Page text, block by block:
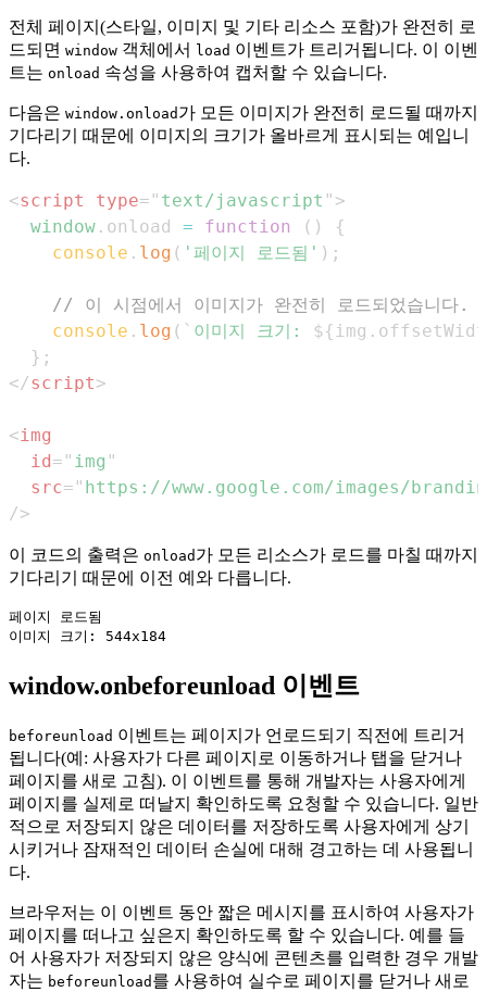
전체 페이지(스타일, 이미지 및 기타 리소스 포함)가 완전히 로
드되면 window 객체에서 load 이벤트가 트리거됩니다. 이 이벤
트는 onload 속성을 사용하여 캡처할 수 있습니다.
다음은 window.onload 가 모든 이미지가 완전히 로드될 때까지
기다리기 때문에 이미지의 크기가 올바르게 표시되는 예입니
다.
<script type= " text/javascript " >
window . onload = function ( )
{
console . log ( '페이지 로드됨' ) ;
// 이 시점에서 이미지가 완전히 로드되었습니다.
console . log ( ` 이미지 크기: ${img .
} ;
</script>
<img
id= " img "
src= " https://www.google.com/images/
/>
이 코드의 출력은 onload 가 모든 리소스가 로드를 마칠 때까지
기다리기 때문에 이전 예와 다릅니다.
페이지 로드됨
window.onbeforeunload 이벤트
beforeunload 이벤트는 페이지가 언로드되기 직전에 트리거
됩니다(예: 사용자가 다른 페이지로 이동하거나 탭을 닫거나
페이지를 새로 고침). 이 이벤트를 통해 개발자는 사용자에게
페이지를 실제로 떠날지 확인하도록 요청할 수 있습니다. 일반
적으로 저장되지 않은 데이터를 저장하도록 사용자에게 상기
시키거나 잠재적인 데이터 손실에 대해 경고하는 데 사용됩니
다.
브라우저는 이 이벤트 동안 짧은 메시지를 표시하여 사용자가
페이지를 떠나고 싶은지 확인하도록 할 수 있습니다. 예를 들
어 사용자가 저장되지 않은 양식에 콘텐츠를 입력한 경우 개발
자는 beforeunload 를 사용하여 실수로 페이지를 닫거나 새로